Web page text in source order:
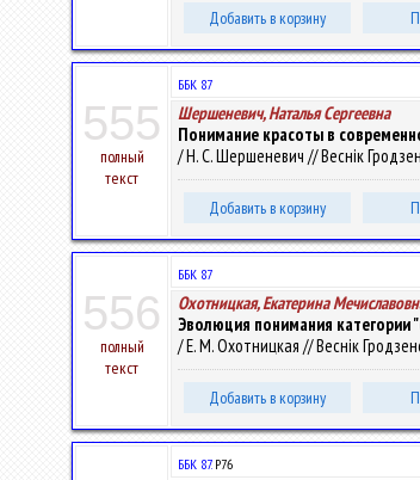
Добавить в корзину
555
полный
текст
ББК 87
Шершеневич, Наталья Сергеевна
Понимание красоты в
/ Н. С. Шершеневич // Веснік
Добавить в корзину
556
полный
текст
ББК 87
Охотницкая, Екатерина
Эволюция понимания категории
/ Е. М. Охотницкая // Веснік
Добавить в корзину
ББК 87.Р76